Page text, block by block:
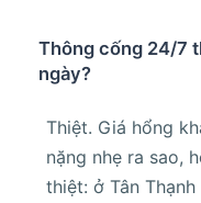
Thông cống 24/7
ngày?
Thiệt. Giá hổng
nặng nhẹ ra sao,
thiệt: ở Tân